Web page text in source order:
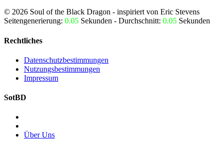
© 2026 Soul of the Black Dragon - inspiriert von Eric Stevens
Seitengenerierung: 0.05 Sekunden - Durchschnitt: 0.05 Sekunden
Rechtliches
Datenschutzbestimmungen
Nutzungsbestimmungen
Impressum
SotBD
Über Uns